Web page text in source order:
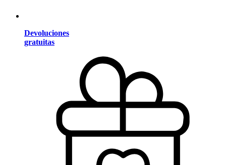
Devoluciones
gratuitas